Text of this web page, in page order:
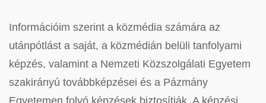
Információim szerint a közmédia számára az
utánpótlást a saját, a közmédián belüli tanfolyami
képzés, valamint a Nemzeti Közszolgálati Egyetem
szakirányú továbbképzései és a Pázmány
Egyetemen folyó képzések biztosítják. A képzési